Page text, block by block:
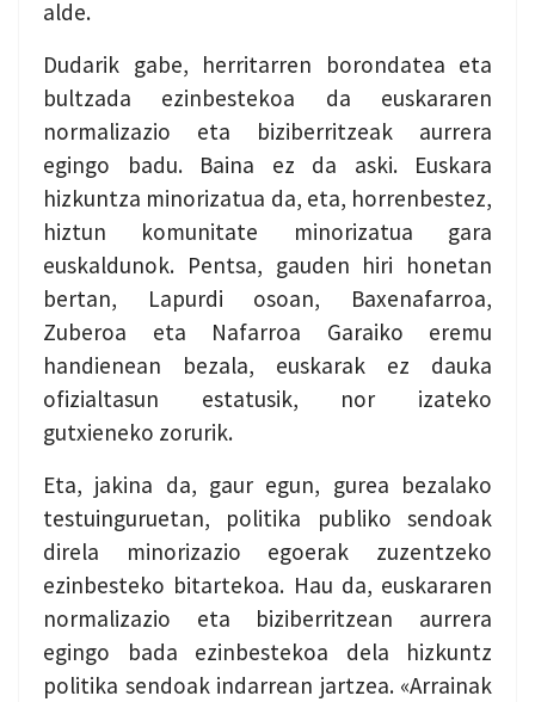
alde.
Dudarik gabe, herritarren borondatea eta
bultzada ezinbestekoa da euskararen
normalizazio eta biziberritzeak aurrera
egingo badu. Baina ez da aski. Euskara
hizkuntza minorizatua da, eta, horrenbestez,
hiztun komunitate minorizatua gara
euskaldunok. Pentsa, gauden hiri honetan
bertan, Lapurdi osoan, Baxenafarroa,
Zuberoa eta Nafarroa Garaiko eremu
handienean bezala, euskarak ez dauka
ofizialtasun estatusik, nor izateko
gutxieneko zorurik.
Eta, jakina da, gaur egun, gurea bezalako
testuinguruetan, politika publiko sendoak
direla minorizazio egoerak zuzentzeko
ezinbesteko bitartekoa. Hau da, euskararen
normalizazio eta biziberritzean aurrera
egingo bada ezinbestekoa dela hizkuntz
politika sendoak indarrean jartzea. «Arrainak